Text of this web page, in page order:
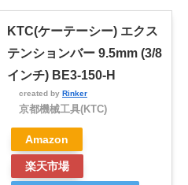
KTC(ケーテーシー) エクス
テンションバー 9.5mm (3/8
インチ) BE3-150-H
created by Rinker
京都機械工具(KTC)
Amazon
楽天市場